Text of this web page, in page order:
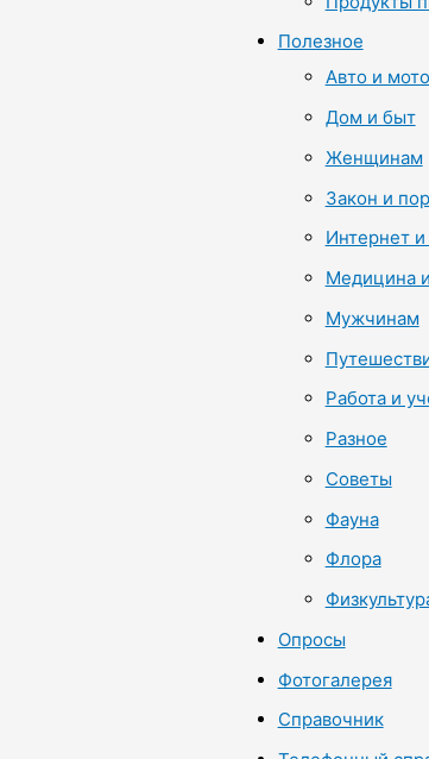
Полезное
Авто и мото
Дом и быт
Женщинам
Закон и
Интернет и
Медицина
Мужчинам
Работа и
Разное
Советы
Фауна
Флора
Опросы
Фотогалерея
Справочник